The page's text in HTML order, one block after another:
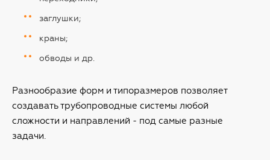
заглушки;
краны;
обводы и др.
Разнообразие форм и типоразмеров позволяет
создавать трубопроводные системы любой
сложности и направлений - под самые разные
задачи.